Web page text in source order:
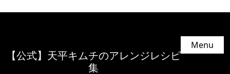
【公式】天平キムチのアレンジレシピ
集
Menu